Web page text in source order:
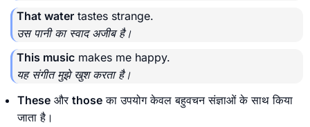
That water tastes strange.
उस पानी का स्वाद अजीब है।
This music makes me happy.
यह संगीत मुझे खुश करता है।
These और those का उपयोग केवल बहुवचन संज्ञाओं के साथ किया
जाता है।